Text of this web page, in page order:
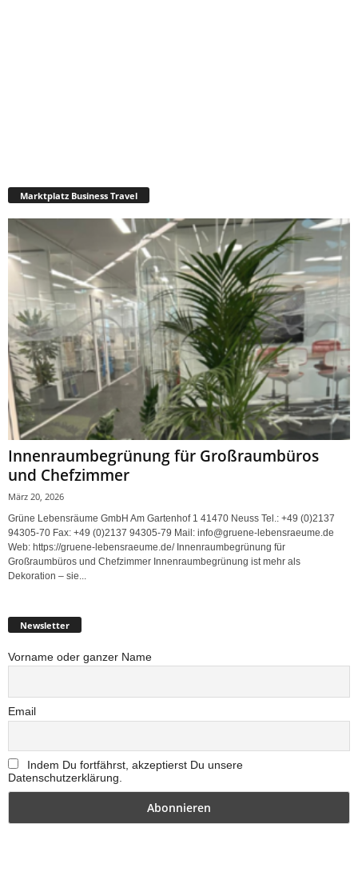
Marktplatz Business Travel
Innenraumbegrünung für Großraumbüros
und Chefzimmer
März 20, 2026
Grüne Lebensräume GmbH Am Gartenhof 1 41470 Neuss Tel.: +49 (0)2137
94305-70 Fax: +49 (0)2137 94305-79 Mail: info@gruene-lebensraeume.de
Web: https://gruene-lebensraeume.de/ Innenraumbegrünung für
Großraumbüros und Chefzimmer Innenraumbegrünung ist mehr als
Dekoration – sie...
Newsletter
Vorname oder ganzer Name
Email
Indem Du fortfährst, akzeptierst Du unsere
Datenschutzerklärung.